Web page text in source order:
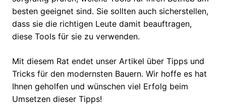
besten geeignet sind. Sie sollten auch sicherstellen,
dass sie die richtigen Leute damit beauftragen,
diese Tools für sie zu verwenden.
Mit diesem Rat endet unser Artikel über Tipps und
Tricks für den modernsten Bauern. Wir hoffe es hat
Ihnen geholfen und wünschen viel Erfolg beim
Umsetzen dieser Tipps!